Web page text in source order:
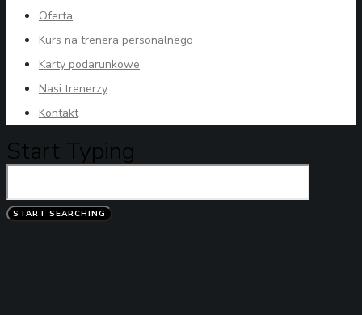
Oferta
Kurs na trenera personalnego
Karty podarunkowe
Nasi trenerzy
Kontakt
Start Typing